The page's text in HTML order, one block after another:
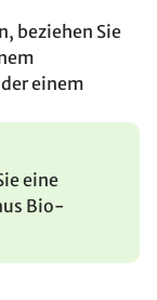
beziehen Sie
einem
eine
Bio-